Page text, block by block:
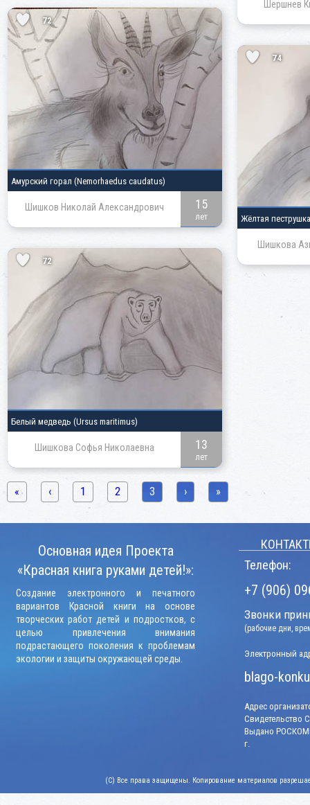
Шершнев
72
Амурский горал (Nemorhaedus caudatus)
Шишков Николай Александрович 15
лет
74
Жёлтая
Шишкова
72
Белый медведь (Ursus maritimus)
Шишкова Софья Николаевна 13
лет
« ‹ 1 2 3 › »
Основная идея Проекта
«Красная книга руками детей!»:
Создание электронного и печатного
вариантов Красной книги на основе
творческих работ детей и подростков, с
целью привлечения внимания
подрастающего поколения к проблемам
экологии и защиты окружающей среды.
Телефон:
+7 (906)
Звонки
(рабочие дни,
Электронный
blago-
Адрес
Свидетельство
Выдано
г.
(C) Все права защищены. Копирование материалов